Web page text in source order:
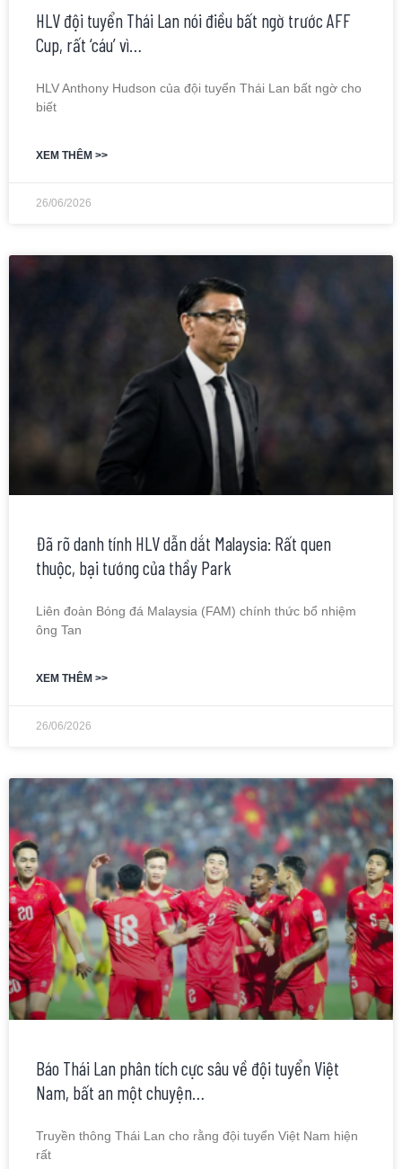
HLV đội tuyển Thái Lan nói điều bất ngờ trước AFF
Cup, rất ‘cáu’ vì…
HLV Anthony Hudson của đội tuyển Thái Lan bất ngờ cho
biết
XEM THÊM >>
26/06/2026
Đã rõ danh tính HLV dẫn dắt Malaysia: Rất quen
thuộc, bại tướng của thầy Park
Liên đoàn Bóng đá Malaysia (FAM) chính thức bổ nhiệm
ông Tan
XEM THÊM >>
26/06/2026
Báo Thái Lan phân tích cực sâu về đội tuyển Việt
Nam, bất an một chuyện…
Truyền thông Thái Lan cho rằng đội tuyển Việt Nam hiện
rất